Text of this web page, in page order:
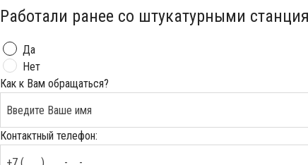
Работали ранее со штукатурными
Да
Нет
Как к Вам обращаться?
Контактный телефон: